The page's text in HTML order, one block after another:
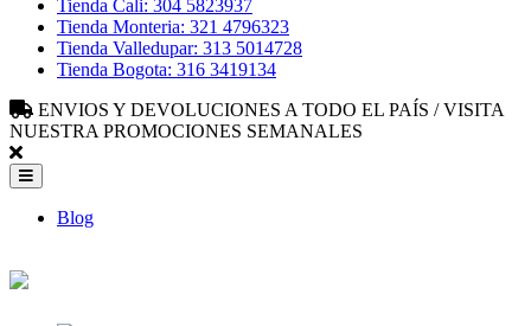
Tienda Cali: 304 5823937
Tienda Monteria: 321 4796323
Tienda Valledupar: 313 5014728
Tienda Bogota: 316 3419134
ENVIOS Y DEVOLUCIONES A TODO EL PAÍS / VISITA
NUESTRA PROMOCIONES SEMANALES
Blog